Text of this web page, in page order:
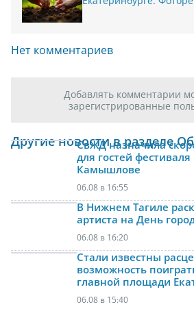
Нет комментариев
Добавлять комментарии
зарегистрированные
Другие новости в разделе
СвЖД назначила
для гостей
Камышлове
06.08 в 16:55
В Нижнем Тагиле
артиста на День
06.08 в 16:20
Стали известны
возможность
главной площади
06.08 в 15:40